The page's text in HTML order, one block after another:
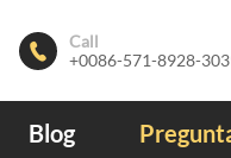

Call
+0086-571-8928-
Blog